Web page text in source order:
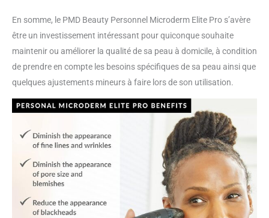
En somme, le PMD Beauty Personnel Microderm Elite Pro s’avère
être un investissement intéressant pour quiconque souhaite
maintenir ou améliorer la qualité de sa peau à domicile, à condition
de prendre en compte les besoins spécifiques de sa peau ainsi que
quelques ajustements mineurs à faire lors de son utilisation.